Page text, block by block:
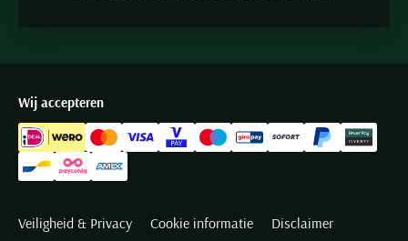
Wij accepteren
Veiligheid & Privacy Cookie informatie
Disclaimer